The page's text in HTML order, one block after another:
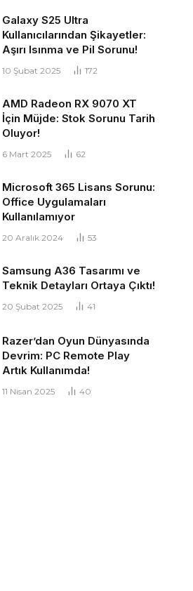
Galaxy S25 Ultra
Kullanıcılarından Şikayetler:
Aşırı Isınma ve Pil Sorunu!
10 Şubat 2025 172
AMD Radeon RX 9070 XT
İçin Müjde: Stok Sorunu Tarih
Oluyor!
6 Mart 2025 62
Microsoft 365 Lisans Sorunu:
Office Uygulamaları
Kullanılamıyor
20 Aralık 2024 53
Samsung A36 Tasarımı ve
Teknik Detayları Ortaya Çıktı!
20 Şubat 2025 41
Razer’dan Oyun Dünyasında
Devrim: PC Remote Play
Artık Kullanımda!
11 Nisan 2025 40